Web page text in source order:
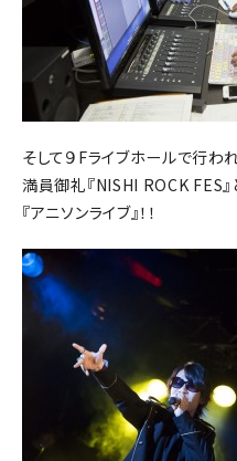
そして９Fライブホールで行わ
満員御礼『NISHI ROCK FES』
『アニソンライブ』！！